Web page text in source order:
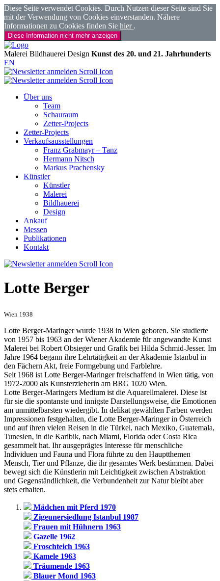
Diese Seite verwendet Cookies. Durch Nutzen dieser Seite sind Sie
mit der Verwendung von Cookies einverstanden. Nähere
Informationen zu Cookies finden Sie hier .
Diese Information nicht mehr anzeigen
Malerei Bildhauerei Design Kunst des 20. und 21. Jahrhunderts
EN
Über uns
Team
Schauraum
Zetter-Projects
Zetter-Projects
Verkaufsausstellungen
Franz Grabmayr – Tanz
Hermann Nitsch
Markus Prachensky
Künstler
Künstler
Malerei
Bildhauerei
Design
Ankauf
Messen
Publikationen
Kontakt
Lotte Berger
Wien 1938
Lotte Berger-Maringer wurde 1938 in Wien geboren. Sie studierte
von 1957 bis 1963 an der Wiener Akademie für angewandte Kunst
Malerei bei Robert Obsieger und Grafik bei Hilda Schmid-Jesser. Im
Jahre 1964 begann ihre Lehrtätigkeit an der Akademie Istanbul in
den Fächern Akt, freie Formgebung und Farblehre.
Seit 1968 ist Lotte Berger-Maringer freischaffend in Wien tätig, von
1972-2000 als Kunsterzieherin am BRG 1020 Wien.
Lotte Berger-Maringers Medium ist die Aquarellmalerei. Diese ist
für sie die spontanste und innigste Darstellungsweise, die Emotionen
am unmittelbarsten wiedergibt. In delikat gewählten Farben werden
Impressionen festgehalten, die Lotte Berger-Maringer in Österreich
und auf ihren vielen Reisen in die Türkei, nach Mexiko, Guatemala,
Tunesien, in die Karibik, nach Miami, Florida oder Costa Rica
gesammelt hat. Ihr ausgeprägtes Interesse für menschliche
Individuen und Fauna und Flora führte zu den Hauptthemen
Mensch, Tier und Pflanze, die ihr gesamtes Werk bestimmen. Dabei
bewegt sich die Künstlerin mit Leichtigkeit zwischen Abstraktion
und Gegenständlichkeit, die Verbundenheit zur Natur bleibt aber
stets erhalten.
Mädchen mit Pferd 1970
Zigeunersiedlung Istanbul 1987
Frauen mit Hühnern 1963
Gazelle 1962
Froschteich 1963
Kamele 1963
Träumende 1963
Blauer Mond 1963